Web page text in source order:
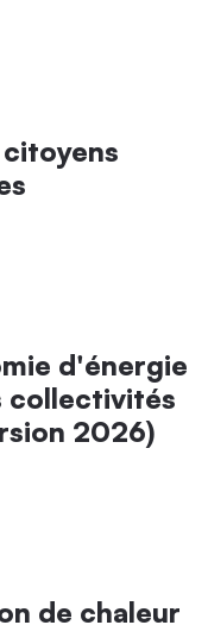
d'énergie
collectivités
2026)
de chaleur